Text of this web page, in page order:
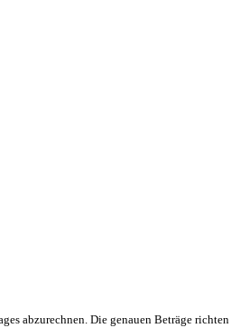
abzurechnen. Die genauen Beträge